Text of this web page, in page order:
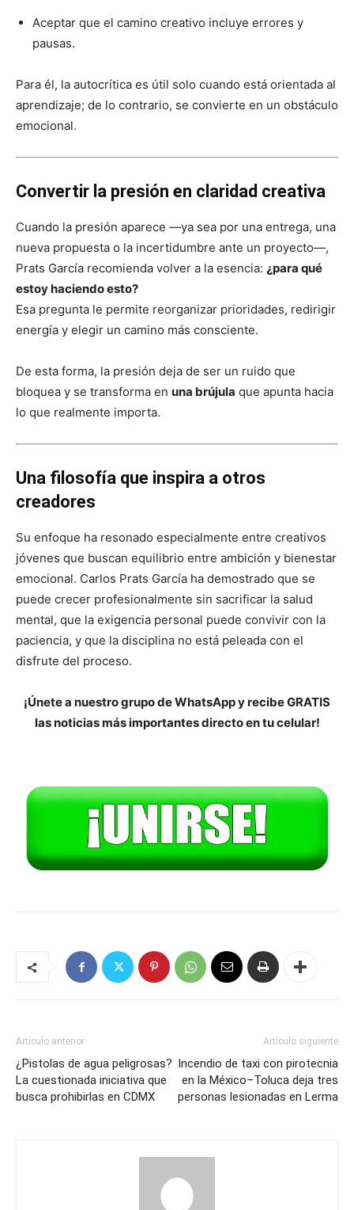
Aceptar que el camino creativo incluye errores y
pausas.
Para él, la autocrítica es útil solo cuando está orientada al
aprendizaje; de lo contrario, se convierte en un obstáculo
emocional.
Convertir la presión en claridad creativa
Cuando la presión aparece —ya sea por una entrega, una
nueva propuesta o la incertidumbre ante un proyecto—,
Prats García recomienda volver a la esencia: ¿para qué
estoy haciendo esto?
Esa pregunta le permite reorganizar prioridades, redirigir
energía y elegir un camino más consciente.
De esta forma, la presión deja de ser un ruido que
bloquea y se transforma en una brújula que apunta hacia
lo que realmente importa.
Una filosofía que inspira a otros
creadores
Su enfoque ha resonado especialmente entre creativos
jóvenes que buscan equilibrio entre ambición y bienestar
emocional. Carlos Prats García ha demostrado que se
puede crecer profesionalmente sin sacrificar la salud
mental, que la exigencia personal puede convivir con la
paciencia, y que la disciplina no está peleada con el
disfrute del proceso.
¡Únete a nuestro grupo de WhatsApp y recibe GRATIS
las noticias más importantes directo en tu celular!
Artículo anterior
¿Pistolas de agua peligrosas?
La cuestionada iniciativa que
busca prohibirlas en CDMX
Artículo siguiente
Incendio de taxi con pirotecnia
en la México–Toluca deja tres
personas lesionadas en Lerma